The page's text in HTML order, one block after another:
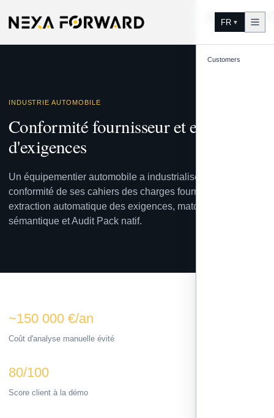
FR ▼
Customers
INDUSTRIE AUTOMOBILE
Conformité fournisseur et extraction
d'exigences
Un équipementier automobile a industrialisé l'analyse de
conformité de ses cahiers des charges fournisseurs, avec
extraction automatique des exigences, matching
sémantique et Audit Pack natif.
~150 000 €/an
Coût d'analyse manuelle évité
80/100
Score client à la démo